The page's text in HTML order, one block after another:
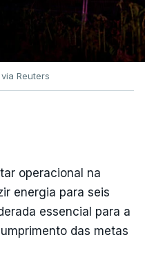
Reuters
operacional na
energia para seis
essencial para a
das metas